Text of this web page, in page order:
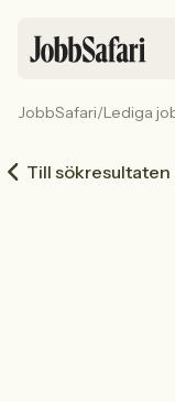
Arbetsliv och
För
Sök med
JobbSafari/Lediga
Till sökresultaten